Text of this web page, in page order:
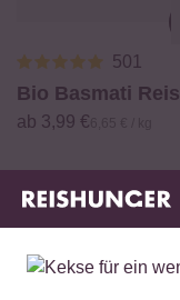
501
Bio Basmati Reis
ab 3,99 €